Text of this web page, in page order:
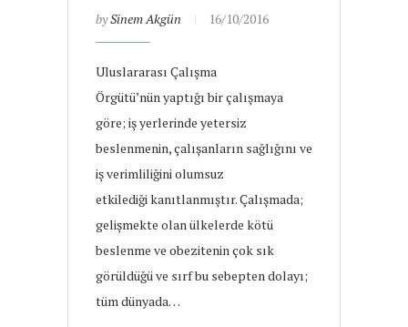
bySinem Akgün 16/10/2016
Uluslararası Çalışma
Örgütü’nün yaptığı bir çalışmaya
göre; iş yerlerinde yetersiz
beslenmenin, çalışanların sağlığını ve
iş verimliliğini olumsuz
etkilediği kanıtlanmıştır. Çalışmada;
gelişmekte olan ülkelerde kötü
beslenme ve obezitenin çok sık
görüldüğü ve sırf bu sebepten dolayı;
tüm dünyada…